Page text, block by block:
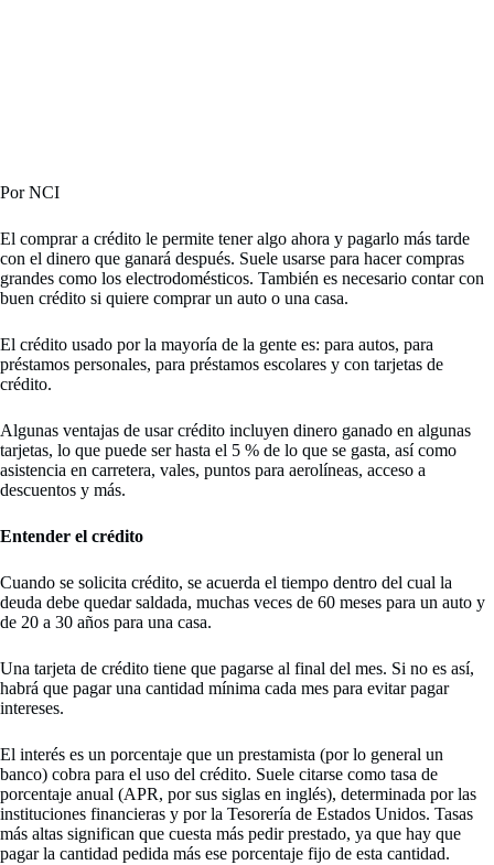
Por NCI
El comprar a crédito le permite tener algo ahora y pagarlo más tarde
con el dinero que ganará después. Suele usarse para hacer compras
grandes como los electrodomésticos. También es necesario contar con
buen crédito si quiere comprar un auto o una casa.
El crédito usado por la mayoría de la gente es: para autos, para
préstamos personales, para préstamos escolares y con tarjetas de
crédito.
Algunas ventajas de usar crédito incluyen dinero ganado en algunas
tarjetas, lo que puede ser hasta el 5 % de lo que se gasta, así como
asistencia en carretera, vales, puntos para aerolíneas, acceso a
descuentos y más.
Entender el crédito
Cuando se solicita crédito, se acuerda el tiempo dentro del cual la
deuda debe quedar saldada, muchas veces de 60 meses para un auto y
de 20 a 30 años para una casa.
Una tarjeta de crédito tiene que pagarse al final del mes. Si no es así,
habrá que pagar una cantidad mínima cada mes para evitar pagar
intereses.
El interés es un porcentaje que un prestamista (por lo general un
banco) cobra para el uso del crédito. Suele citarse como tasa de
porcentaje anual (APR, por sus siglas en inglés), determinada por las
instituciones financieras y por la Tesorería de Estados Unidos. Tasas
más altas significan que cuesta más pedir prestado, ya que hay que
pagar la cantidad pedida más ese porcentaje fijo de esta cantidad.